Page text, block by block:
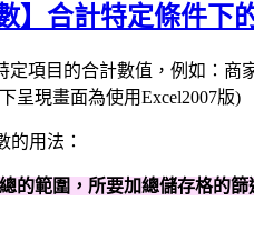
】合計特定條件下
定項目的合計數值，例如：
呈現畫面為使用Excel2007版)
的用法：
的範圍，所要加總儲存格的